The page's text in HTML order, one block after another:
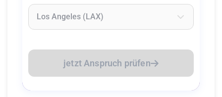
jetzt Anspruch prüfen